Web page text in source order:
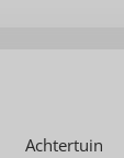
Achtertuin